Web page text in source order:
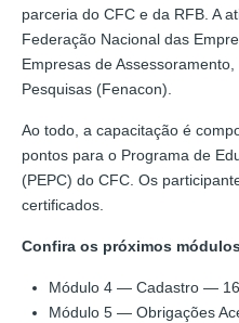
parceria do CFC e da RFB. A
Federação Nacional das
Empresas de
Pesquisas (Fenacon).
Ao todo, a capacitação é
pontos para o Programa de
(PEPC) do CFC. Os
certificados.
Confira os próximos
Módulo 4 — Cadastro —
Módulo 5 — Obrigações